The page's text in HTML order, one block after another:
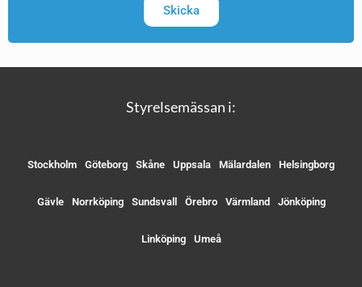
Skicka
Styrelsemässan i:
Stockholm Göteborg Skåne Uppsala Mälardalen Helsingborg
Gävle Norrköping Sundsvall Örebro Värmland Jönköping
Linköping Umeå